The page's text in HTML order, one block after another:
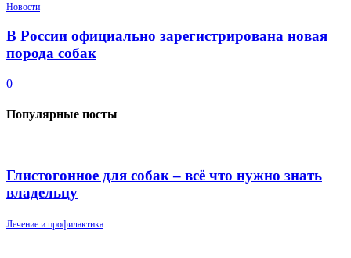
Новости
В России официально зарегистрирована новая
порода собак
0
Популярные посты
Глистогонное для собак – всё что нужно знать
владельцу
Лечение и профилактика